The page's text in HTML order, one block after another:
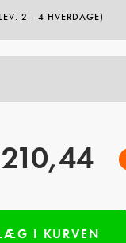
I KURVEN